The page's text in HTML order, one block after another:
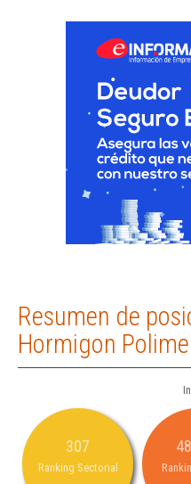
Resumen de
Hormigon
307
Ranking Sectorial